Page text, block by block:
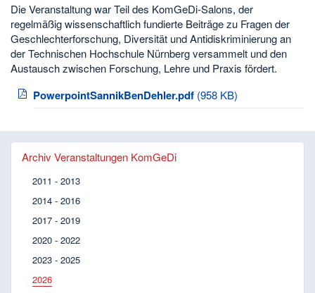
Die Veranstaltung war Teil des KomGeDi-Salons, der
regelmäßig wissenschaftlich fundierte Beiträge zu Fragen der
Geschlechterforschung, Diversität und Antidiskriminierung an
der Technischen Hochschule Nürnberg versammelt und den
Austausch zwischen Forschung, Lehre und Praxis fördert.
PowerpointSannikBenDehler.pdf (958 KB)
Archiv Veranstaltungen KomGeDi
2011 - 2013
2014 - 2016
2017 - 2019
2020 - 2022
2023 - 2025
2026